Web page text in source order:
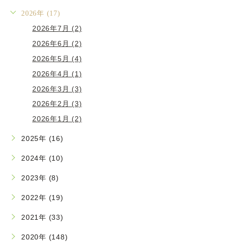
2026年 (17)
2026年7月 (2)
2026年6月 (2)
2026年5月 (4)
2026年4月 (1)
2026年3月 (3)
2026年2月 (3)
2026年1月 (2)
2025年 (16)
2024年 (10)
2023年 (8)
2022年 (19)
2021年 (33)
2020年 (148)